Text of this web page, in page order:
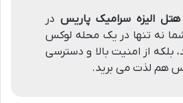
الیزه سرامیک پاریس در
شما نه تنها در یک محله لوکس
بلکه از امنیت بالا و دسترسی
هم لذت می برید.